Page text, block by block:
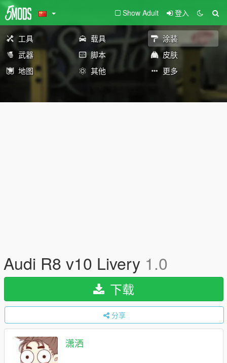
Show Adult 登入
工具 载具
涂装
武器
脚本
皮肤
地图
其他 更多
Audi R8 v10 Livery 1.0
下载
分享
潇洒